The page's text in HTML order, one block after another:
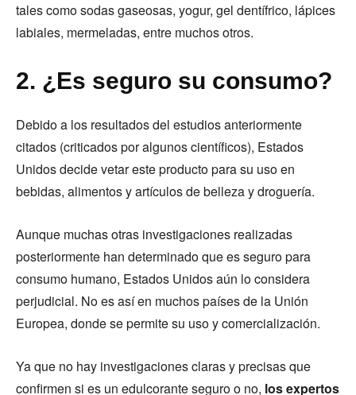
tales como sodas gaseosas, yogur, gel dentífrico, lápices
labiales, mermeladas, entre muchos otros.
2. ¿Es seguro su consumo?
Debido a los resultados del estudios anteriormente
citados (criticados por algunos científicos), Estados
Unidos decide vetar este producto para su uso en
bebidas, alimentos y artículos de belleza y droguería.
Aunque muchas otras investigaciones realizadas
posteriormente han determinado que es seguro para
consumo humano, Estados Unidos aún lo considera
perjudicial. No es así en muchos países de la Unión
Europea, donde se permite su uso y comercialización.
Ya que no hay investigaciones claras y precisas que
confirmen si es un edulcorante seguro o no, los expertos